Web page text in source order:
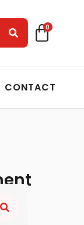
0
CONTACT